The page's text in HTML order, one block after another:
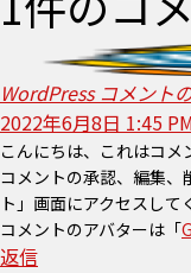
WordPress コメント
2022年6月8日 1:45
こんにちは、これはコメ
コメントの承認、編集
ト」画面にアクセスして
コメントのアバターは「
返信